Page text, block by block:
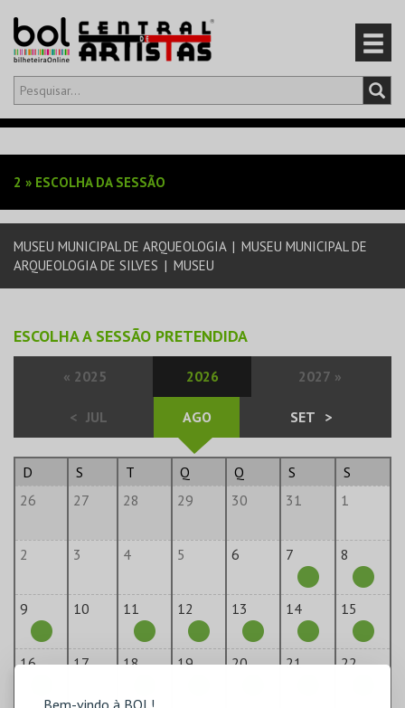
Bem-vindo à BOL!
Olá,iniciar sessão
EVENTOS
CARTÕES
2 » ESCOLHA DA SESSÃO
MUSEU MUNICIPAL DE ARQUEOLOGIA | MUSEU MUNICIPAL DE
ARQUEOLOGIA DE SILVES | MUSEU
ESCOLHA A SESSÃO PRETENDIDA
« 2025 2026 2027 »
< JUL AGO SET >
D S T Q Q S
S
26
27 28 29 30 31 1
2 3 4 5 6 7 8
9 10 11 12 13 14 15
16 17 18 19 20 21 22